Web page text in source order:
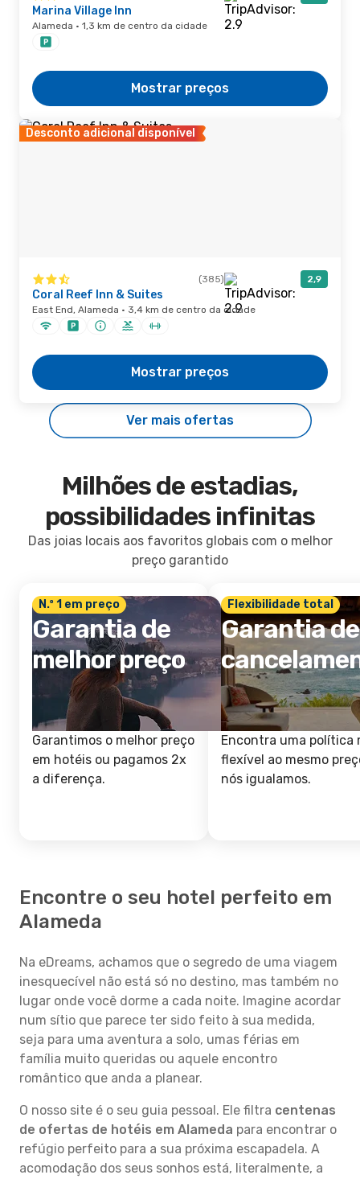
Marina Village Inn
Alameda · 1,3 km de centro da cidade
Mostrar preços
Desconto adicional disponível
(385) 2,9
Coral Reef Inn & Suites
East End, Alameda · 3,4 km de centro da cidade
Mostrar preços
Ver mais ofertas
Milhões de estadias,
possibilidades infinitas
Das joias locais aos favoritos globais com o melhor
preço garantido
N.º 1 em preço
Garantia de
melhor preço
Garantimos o melhor preço
em hotéis ou pagamos 2x
a diferença.
Flexibilidade total
Garantia de
Encontra uma política
flexível ao mesmo
nós igualamos.
Encontre o seu hotel perfeito em
Alameda
Na eDreams, achamos que o segredo de uma viagem
inesquecível não está só no destino, mas também no
lugar onde você dorme a cada noite. Imagine acordar
num sítio que parece ter sido feito à sua medida,
seja para uma aventura a solo, umas férias em
família muito queridas ou aquele encontro
romântico que anda a planear.
O nosso site é o seu guia pessoal. Ele filtra centenas
de ofertas de hotéis em Alameda para encontrar o
refúgio perfeito para a sua próxima escapadela. A
acomodação dos seus sonhos está, literalmente, a